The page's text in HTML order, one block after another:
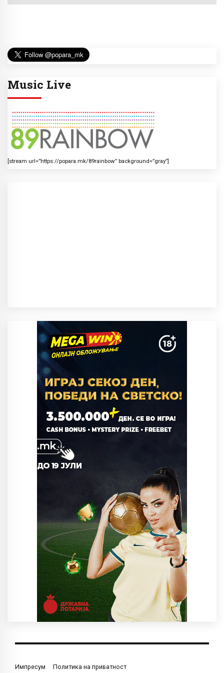
Music Live
[stream url=”https://popara.mk/89rainbow” background=”gray”]
Импресум Политика на приватност